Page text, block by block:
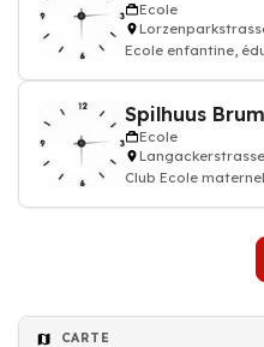
Ecole
Ecole enfantine,
Spilhuus
Ecole
Langackerstrasse
Club Ecole
CARTE